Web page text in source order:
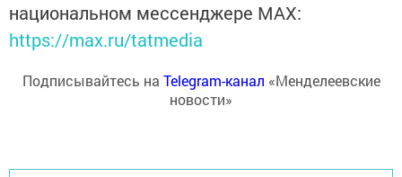
национальном мессенджере MАХ:
https://max.ru/tatmedia
Подписывайтесь на Telegram-канал «Менделеевские
новости»